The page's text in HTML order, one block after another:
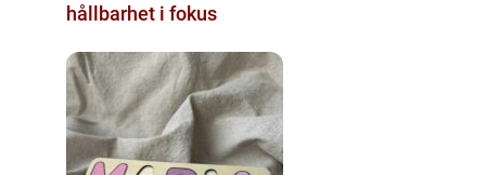
hållbarhet i fokus